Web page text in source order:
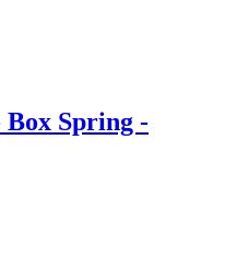
Spring -